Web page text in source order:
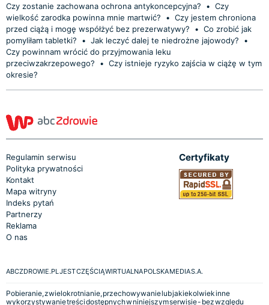
Czy zostanie zachowana ochrona antykoncepcyjna?
• Czy
wielkość zarodka powinna mnie martwić?
• Czy jestem chroniona
przed ciążą i mogę współżyć bez prezerwatywy?
• Co zrobić jak
pomyliłam tabletki?
• Jak leczyć dalej te niedrożne jajowody?
•
Czy powinnam wrócić do przyjmowania leku
przeciwzakrzepowego?
• Czy istnieje ryzyko zajścia w ciążę w tym
okresie?
Regulamin serwisu
Polityka prywatności
Kontakt
Mapa witryny
Indeks pytań
Partnerzy
Reklama
O nas
Certyfikaty
ABCZDROWIE.PL JEST CZĘŚCIĄ WIRTUALNA POLSKA MEDIA S.A.
Pobieranie, zwielokrotnianie, przechowywanie lub jakiekolwiek inne
wykorzystywanie treści dostępnych w niniejszym serwisie - bez względu